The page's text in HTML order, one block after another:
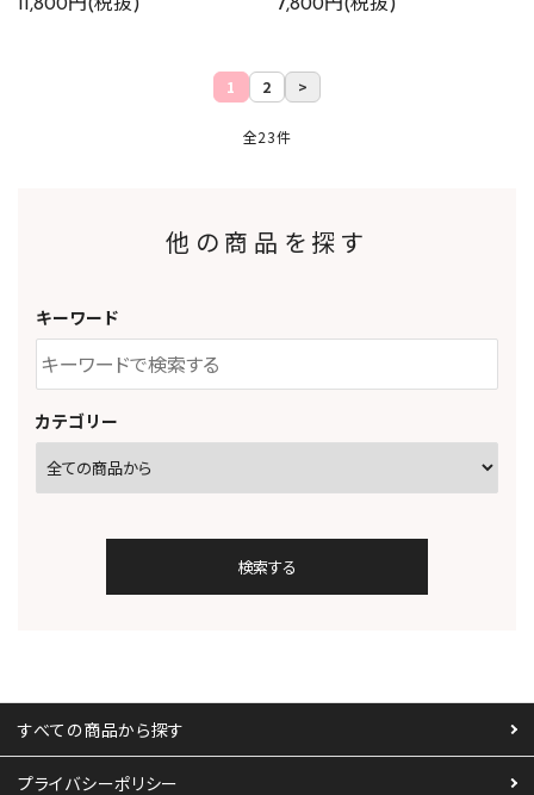
11,800円(税抜) 7,800円(税抜)
1 2 >
全23件
他の商品を探す
キーワード
カテゴリー
検索する
キーワード
すべての商品から探す
プライバシーポリシー